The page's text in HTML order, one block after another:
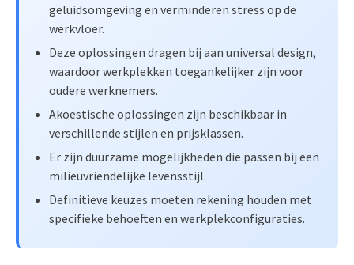
geluidsomgeving en verminderen stress op de
werkvloer.
Deze oplossingen dragen bij aan universal design,
waardoor werkplekken toegankelijker zijn voor
oudere werknemers.
Akoestische oplossingen zijn beschikbaar in
verschillende stijlen en prijsklassen.
Er zijn duurzame mogelijkheden die passen bij een
milieuvriendelijke levensstijl.
Definitieve keuzes moeten rekening houden met
specifieke behoeften en werkplekconfiguraties.